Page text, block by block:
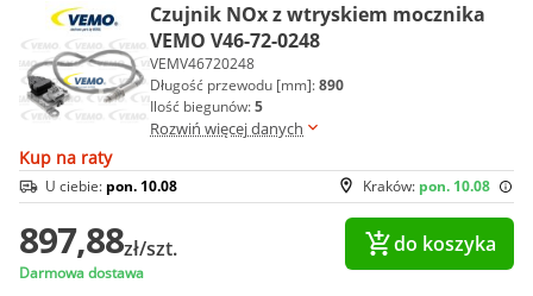
Czujnik NOx z wtryskiem mocznika
VEMO V46-72-0248
VEMV46720248
Długość przewodu [mm]:890
Ilość biegunów:5
Rozwiń więcej danych
Kup na raty
Kraków: pon. 10.08
U ciebie: pon. 10.08
897,88zł/szt.
Darmowa dostawa
do koszyka